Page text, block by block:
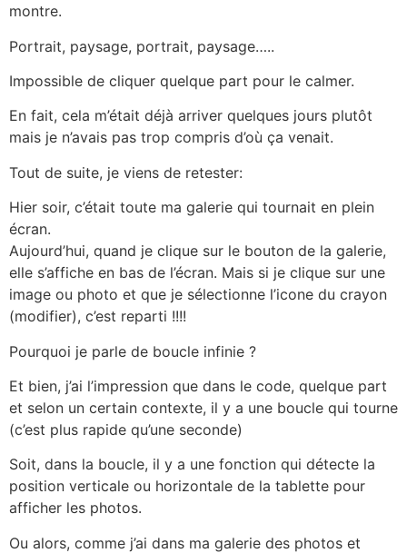
montre.
Portrait, paysage, portrait, paysage…..
Impossible de cliquer quelque part pour le calmer.
En fait, cela m’était déjà arriver quelques jours plutôt
mais je n’avais pas trop compris d’où ça venait.
Tout de suite, je viens de retester:
Hier soir, c’était toute ma galerie qui tournait en plein
écran.
Aujourd’hui, quand je clique sur le bouton de la galerie,
elle s’affiche en bas de l’écran. Mais si je clique sur une
image ou photo et que je sélectionne l’icone du crayon
(modifier), c’est reparti !!!!
Pourquoi je parle de boucle infinie ?
Et bien, j’ai l’impression que dans le code, quelque part
et selon un certain contexte, il y a une boucle qui tourne
(c’est plus rapide qu’une seconde)
Soit, dans la boucle, il y a une fonction qui détecte la
position verticale ou horizontale de la tablette pour
afficher les photos.
Ou alors, comme j’ai dans ma galerie des photos et